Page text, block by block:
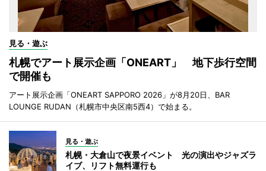
見る・遊ぶ
札幌でアート展示企画「ONEART」 地下歩行空間
で開催も
アート展示企画「ONEART SAPPORO 2026」が8月20日、BAR
LOUNGE RUDAN（札幌市中央区南5西4）で始まる。
見る・遊ぶ
札幌・大倉山で夜景イベント 光の演出やジャズラ
イブ、リフト無料運行も